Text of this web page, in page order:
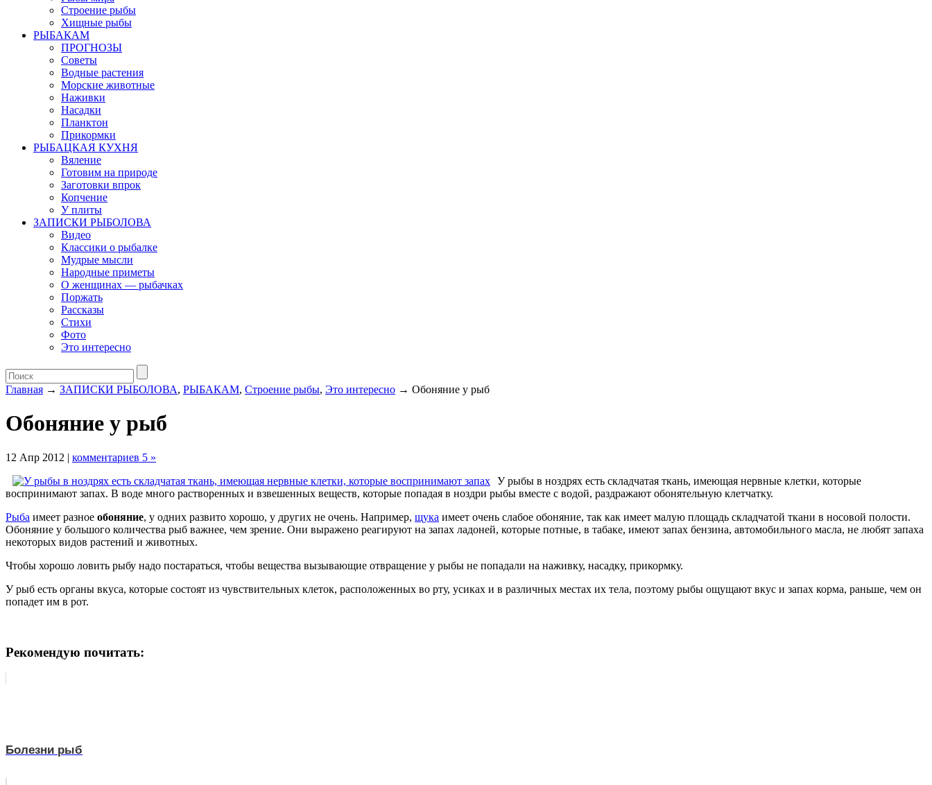
Строение рыбы
Хищные рыбы
РЫБАКАМ
ПРОГНОЗЫ
Советы
Водные растения
Морские животные
Наживки
Насадки
Планктон
Прикормки
РЫБАЦКАЯ КУХНЯ
Вяление
Готовим на природе
Заготовки впрок
Копчение
У плиты
ЗАПИСКИ РЫБОЛОВА
Видео
Классики о рыбалке
Мудрые мысли
Народные приметы
О женщинах — рыбачках
Поржать
Рассказы
Стихи
Фото
Это интересно
Главная → ЗАПИСКИ РЫБОЛОВА, РЫБАКАМ, Строение рыбы, Это интересно → Обоняние у рыб
Обоняние у рыб
12 Апр 2012 | комментариев 5 »
У рыбы в ноздрях есть складчатая ткань, имеющая нервные клетки, которые
воспринимают запах. В воде много растворенных и взвешенных веществ, которые попадая в ноздри рыбы вместе с водой, раздражают обонятельную клетчатку.
Рыба имеет разное обоняние, у одних развито хорошо, у других не очень. Например, щука имеет очень слабое обоняние, так как имеет малую площадь складчатой ткани в носовой полости.
Обоняние у большого количества рыб важнее, чем зрение. Они выражено реагируют на запах ладоней, которые потные, в табаке, имеют запах бензина, автомобильного масла, не любят запаха
некоторых видов растений и животных.
Чтобы хорошо ловить рыбу надо постараться, чтобы вещества вызывающие отвращение у рыбы не попадали на наживку, насадку, прикормку.
У рыб есть органы вкуса, которые состоят из чувствительных клеток, расположенных во рту, усиках и в различных местах их тела, поэтому рыбы ощущают вкус и запах корма, раньше, чем он
попадет им в рот.
Рекомендую почитать:
Болезни рыб